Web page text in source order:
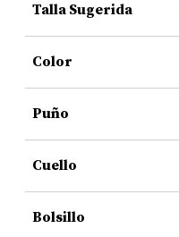
Talla Sugerida
Color
Puño
Cuello
Bolsillo